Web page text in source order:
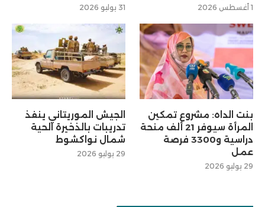
1 أغسطس 2026 31 يوليو 2026
بنت الداه: مشروع تمكين
المرأة سيوفر 21 ألف منحة
دراسية و3300 فرصة
عمل
29 يوليو 2026
الجيش الموريتاني ينفذ
تدريبات بالذخيرة الحية
شمال نواكشوط
29 يوليو 2026